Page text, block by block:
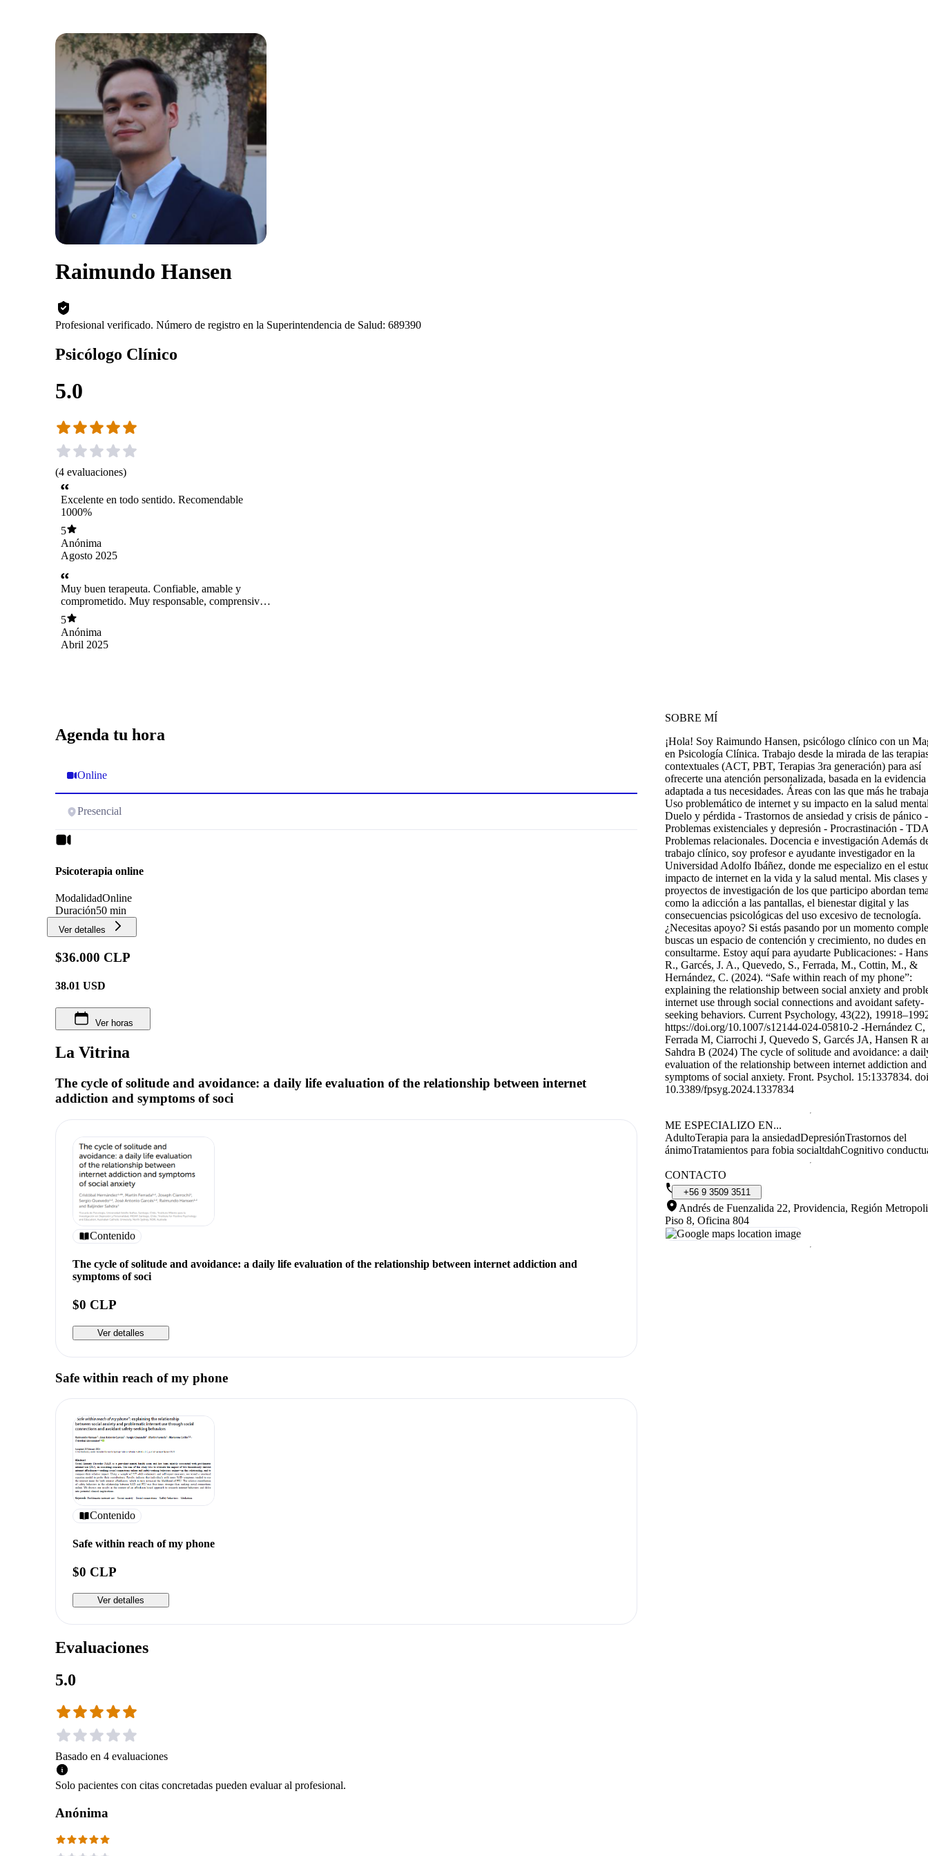
Raimundo Hansen
Profesional verificado. Número de registro en la Superintendencia de Salud: 689390
Psicólogo Clínico
5.0
(4 evaluaciones)
Excelente en todo sentido. Recomendable
1000%
5
Anónima
Agosto 2025
Muy buen terapeuta. Confiable, amable y
comprometido. Muy responsable, comprensivo,
entrega herramientas de manera compasiva sin
juzgar. Es muy respetuoso de las creencias
individuales del paciente. Muy recomendado.
5
Anónima
Abril 2025
Agenda tu hora
Online
Presencial
Psicoterapia online
ModalidadOnline
Duración50 min
Ver detalles
$36.000 CLP
38.01 USD
Ver horas
La Vitrina
The cycle of solitude and avoidance: a daily life evaluation of the relationship between internet
addiction and symptoms of soci
Contenido
The cycle of solitude and avoidance: a daily life evaluation of the relationship between internet addiction and
symptoms of soci
$0 CLP
Ver detalles
Safe within reach of my phone
Contenido
Safe within reach of my phone
$0 CLP
Ver detalles
Evaluaciones
5.0
Basado en 4 evaluaciones
Solo pacientes con citas concretadas pueden evaluar al profesional.
Anónima
SOBRE MÍ
¡Hola! Soy Raimundo Hansen, psicólogo clínico con un
en Psicología Clínica. Trabajo desde la mirada de las
contextuales (ACT, PBT, Terapias 3ra generación) para así
ofrecerte una atención personalizada, basada en la
adaptada a tus necesidades. Áreas con las que más he
Uso problemático de internet y su impacto en la salud
Duelo y pérdida - Trastornos de ansiedad y crisis de pánico -
Problemas existenciales y depresión - Procrastinación -
Problemas relacionales. Docencia e investigación Además
trabajo clínico, soy profesor e ayudante investigador en la
Universidad Adolfo Ibáñez, donde me especializo en el
impacto de internet en la vida y la salud mental. Mis clases
proyectos de investigación de los que participo abordan
como la adicción a las pantallas, el bienestar digital y las
consecuencias psicológicas del uso excesivo de tecnología.
¿Necesitas apoyo? Si estás pasando por un momento
buscas un espacio de contención y crecimiento, no dudes en
consultarme. Estoy aquí para ayudarte Publicaciones: -
R., Garcés, J. A., Quevedo, S., Ferrada, M., Cottin, M., &
Hernández, C. (2024). “Safe within reach of my phone”:
explaining the relationship between social anxiety and
internet use through social connections and avoidant safety-
seeking behaviors. Current Psychology, 43(22),
https://doi.org/10.1007/s12144-024-05810-2 -Hernández C,
Ferrada M, Ciarrochi J, Quevedo S, Garcés JA, Hansen R
Sahdra B (2024) The cycle of solitude and avoidance: a
evaluation of the relationship between internet addiction and
symptoms of social anxiety. Front. Psychol. 15:1337834.
10.3389/fpsyg.2024.1337834
ME ESPECIALIZO EN...
AdultoTerapia para la ansiedadDepresiónTrastornos del
ánimoTratamientos para fobia socialtdahCognitivo
CONTACTO
+56 9 3509 3511
Andrés de Fuenzalida 22, Providencia, Región
Piso 8, Oficina 804